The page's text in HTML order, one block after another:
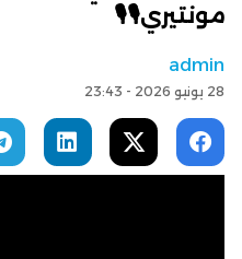
مونتيري🎙🎙
admin
28 يونيو 2026 - 23:43